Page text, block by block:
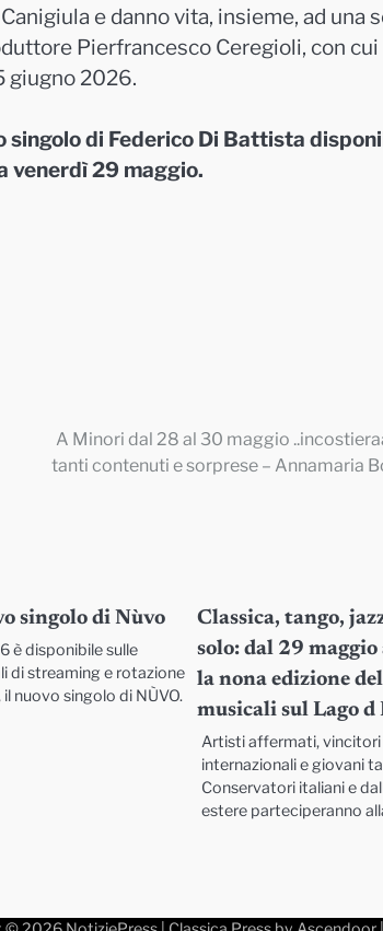
e danno vita, insieme, ad una
Pierfrancesco Ceregioli, con cui
giugno 2026.
singolo di Federico Di Battista
venerdì 29 maggio.
A Minori dal 28 al 30 maggio
tanti contenuti e sorprese – Annamaria
singolo di Nùvo
è disponibile sulle
di streaming e rotazione
il nuovo singolo di NÙVO.
Classica, tango,
solo: dal 29
la nona edizione
musicali sul Lago d
Artisti affermati,
internazionali e giovani
Conservatori italiani e
estere parteciperanno